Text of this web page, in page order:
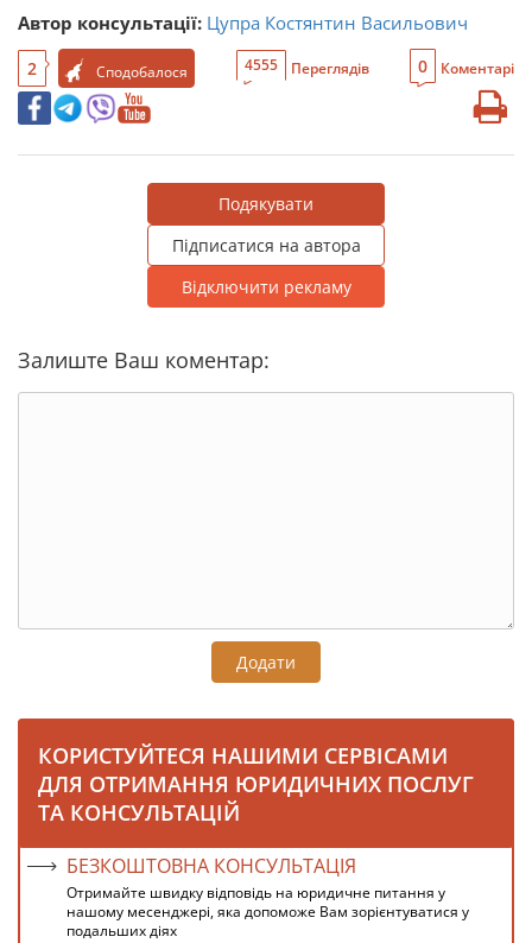
Автор консультації: Цупра Костянтин Васильович
2 Сподобалося 4555 Переглядів 0 Коментарі
Подякувати
Підписатися на автора
Відключити рекламу
Залиште Ваш коментар:
Додати
КОРИСТУЙТЕСЯ НАШИМИ СЕРВІСАМИ
ДЛЯ ОТРИМАННЯ ЮРИДИЧНИХ ПОСЛУГ
ТА КОНСУЛЬТАЦІЙ
БЕЗКОШТОВНА КОНСУЛЬТАЦІЯ
Отримайте швидку відповідь на юридичне питання у
нашому месенджері, яка допоможе Вам зорієнтуватися у
подальших діях